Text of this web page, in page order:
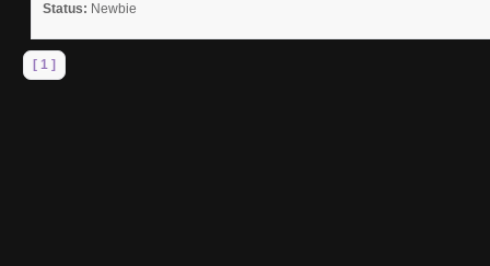
Status: Newbie
[ 1 ]